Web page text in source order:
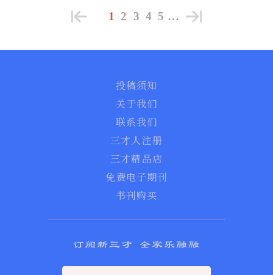
1 2 3 4 5 …
投稿须知
关于我们
联系我们
三才人注册
三才精品店
免费电子期刊
书刊购买
订阅新三才 全家乐融融